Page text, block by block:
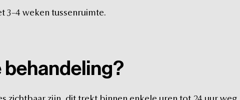
3–4 weken tussenruimte.
behandeling?